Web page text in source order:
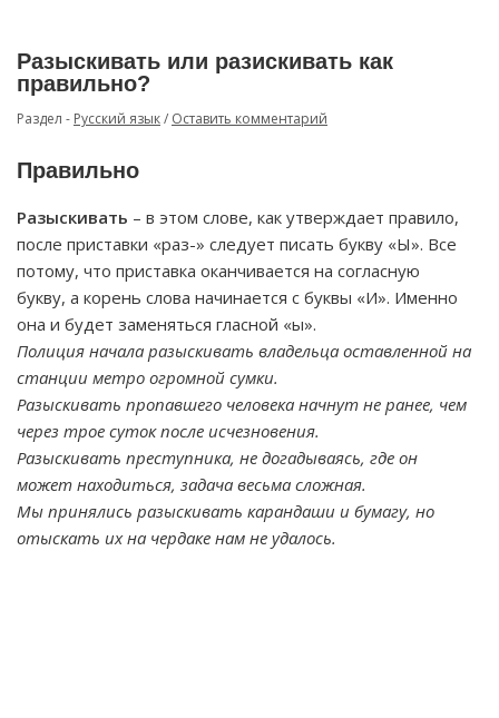
Разыскивать или разискивать как
правильно?
Раздел - Русский язык/ Оставить комментарий
Правильно
Разыскивать – в этом слове, как утверждает правило,
после приставки «раз-» следует писать букву «Ы». Все
потому, что приставка оканчивается на согласную
букву, а корень слова начинается с буквы «И». Именно
она и будет заменяться гласной «ы».
Полиция начала разыскивать владельца оставленной на
станции метро огромной сумки.
Разыскивать пропавшего человека начнут не ранее, чем
через трое суток после исчезновения.
Разыскивать преступника, не догадываясь, где он
может находиться, задача весьма сложная.
Мы принялись разыскивать карандаши и бумагу, но
отыскать их на чердаке нам не удалось.